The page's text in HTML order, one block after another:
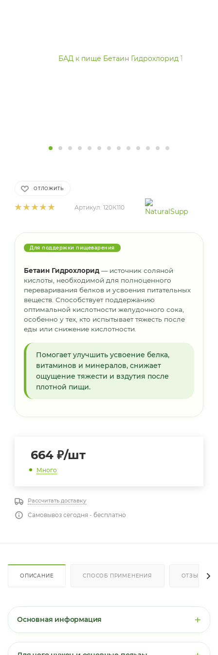
ОТЛОЖИТЬ
Артикул: 120К110
Для поддержки пищеварения
Бетаин Гидрохлорид — источник соляной
кислоты, необходимой для полноценного
переваривания белков и усвоения питательных
веществ. Способствует поддержанию
оптимальной кислотности желудочного сока,
особенно у тех, кто испытывает тяжесть после
еды или снижение кислотности.
Помогает улучшить усвоение белка,
витаминов и минералов, снижает
ощущение тяжести и вздутия после
плотной пищи.
664 ₽/шт
Много
Рассчитать доставку
Самовывоз сегодня - бесплатно
ОПИСАНИЕ СПОСОБ ПРИМЕНЕНИЯ ОТЗЫВЫ
Основная информация +